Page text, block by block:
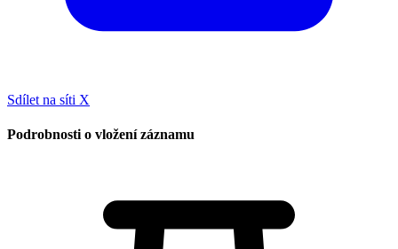
Sdílet na síti X
Podrobnosti o vložení záznamu